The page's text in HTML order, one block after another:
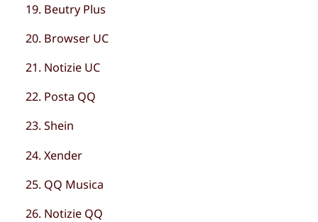
Beutry Plus
Browser UC
Notizie UC
Posta QQ
Shein
Xender
QQ Musica
Notizie QQ